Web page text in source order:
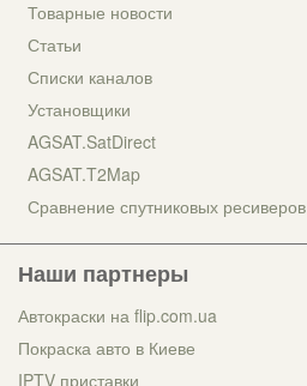
Товарные новости
Статьи
Списки каналов
Установщики
AGSAT.SatDirect
AGSAT.T2Map
Сравнение спутниковых ресиверов
Наши партнеры
Автокраски на flip.com.ua
Покраска авто в Киеве
IPTV приставки